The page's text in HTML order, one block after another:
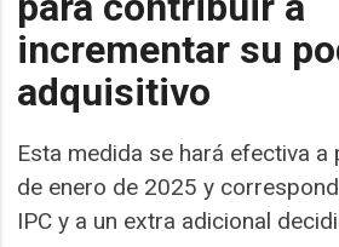
incrementar su
adquisitivo
Esta medida se hará efectiva a
de enero de 2025 y
IPC y a un extra adicional